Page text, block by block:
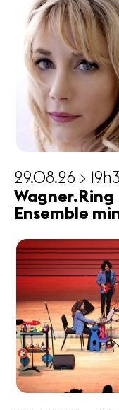
29.08.26 >
Ensemble